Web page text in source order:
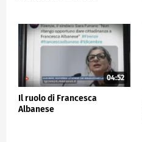
04:52
Il ruolo di Francesca
Albanese